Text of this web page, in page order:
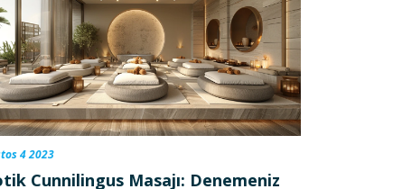
4 2023
Cunnilingus Masajı: Denemeniz